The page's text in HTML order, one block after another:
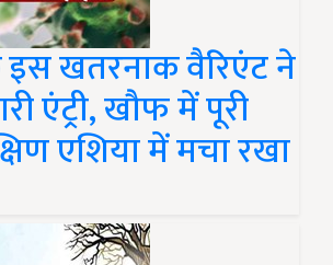
इस खतरनाक वैरिएंट ने
एंट्री, खौफ में पूरी
एशिया में मचा रखा